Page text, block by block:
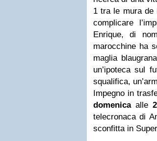
1 tra le mura de
complicare
Enrique, di
marocchine ha
maglia
un’ipoteca sul
squalifica,
Impegno in
domenicaalle
telecronaca di
sconfitta in